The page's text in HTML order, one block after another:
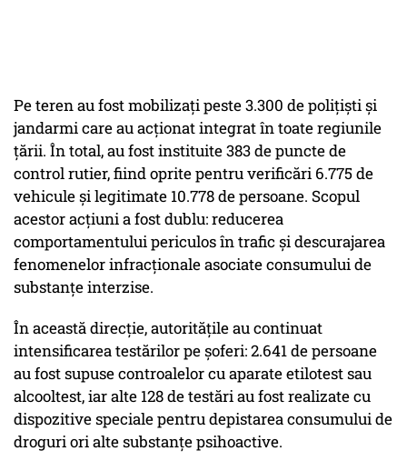
Pe teren au fost mobilizați peste 3.300 de polițiști și
jandarmi care au acționat integrat în toate regiunile
țării. În total, au fost instituite 383 de puncte de
control rutier, fiind oprite pentru verificări 6.775 de
vehicule și legitimate 10.778 de persoane. Scopul
acestor acțiuni a fost dublu: reducerea
comportamentului periculos în trafic și descurajarea
fenomenelor infracționale asociate consumului de
substanțe interzise.
În această direcție, autoritățile au continuat
intensificarea testărilor pe șoferi: 2.641 de persoane
au fost supuse controalelor cu aparate etilotest sau
alcooltest, iar alte 128 de testări au fost realizate cu
dispozitive speciale pentru depistarea consumului de
droguri ori alte substanțe psihoactive.